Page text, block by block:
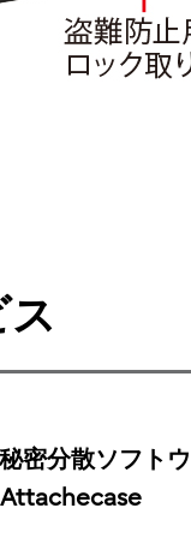
ス
秘密分散ソフト
Attachecase